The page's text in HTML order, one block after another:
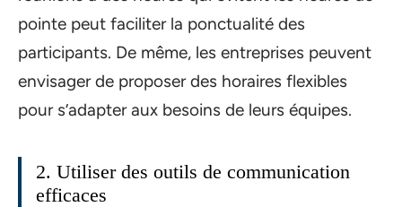
pointe peut faciliter la ponctualité des
participants. De même, les entreprises peuvent
envisager de proposer des horaires flexibles
pour s’adapter aux besoins de leurs équipes.
2. Utiliser des outils de communication
efficaces